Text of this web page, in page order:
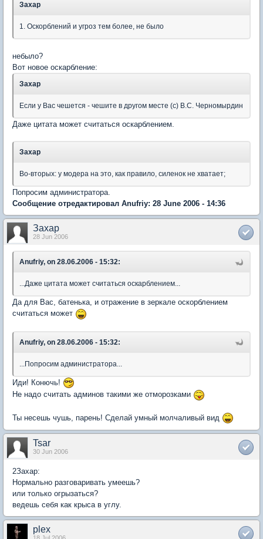
Захар
1. Оскорблений и угроз тем более, не было
небыло?
Вот новое оскарбление:
Захар
Если у Вас чешется - чешите в другом месте (с) В.С. Черномырдин
Даже цитата может считаться оскарблением.
Захар
Во-вторых: у модера на это, как правило, силенок не хватает;
Попросим администратора.
Сообщение отредактировал Anufriy: 28 June 2006 - 14:36
Захар
28 Jun 2006
Anufriy, on 28.06.2006 - 15:32:
...Даже цитата может считаться оскарблением...
Да для Вас, батенька, и отражение в зеркале оскорблением
считаться может
Anufriy, on 28.06.2006 - 15:32:
...Попросим администратора...
Иди! Конючь!
Не надо считать админов такими же отморозками
Ты несешь чушь, парень! Сделай умный молчаливый вид
Tsar
30 Jun 2006
2Захар:
Нормально разговаривать умеешь?
или только огрызаться?
ведешь себя как крыса в углу.
plex